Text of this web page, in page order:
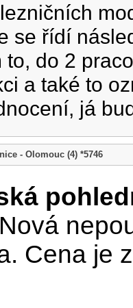
se řídí
to, do 2
a také to
já
- Olomouc (4) *5746
Nová
Cena je